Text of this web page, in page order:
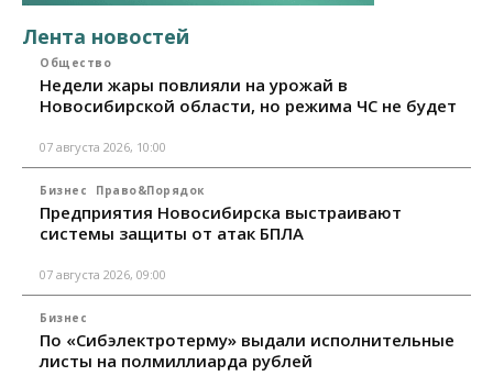
Лента новостей
Общество
Недели жары повлияли на урожай в
Новосибирской области, но режима ЧС не будет
07 августа 2026, 10:00
Бизнес Право&Порядок
Предприятия Новосибирска выстраивают
системы защиты от атак БПЛА
07 августа 2026, 09:00
Бизнес
По «Сибэлектротерму» выдали исполнительные
листы на полмиллиарда рублей